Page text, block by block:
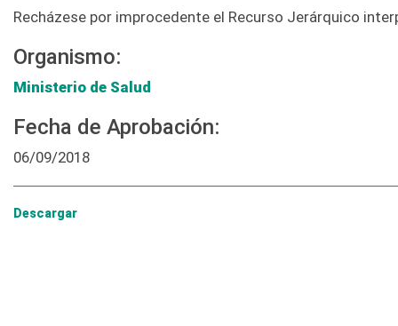
Recházese por improcedente el Recurso Jerárquico
Organismo:
Ministerio de Salud
Fecha de Aprobación:
06/09/2018
Descargar